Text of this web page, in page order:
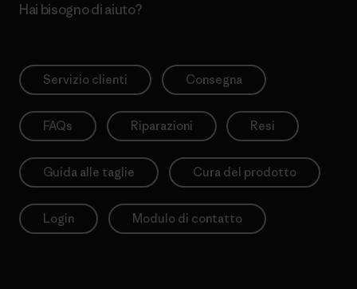
Hai bisogno di aiuto?
Servizio clienti Consegna
FAQs Riparazioni Resi
Guida alle taglie Cura del prodotto
Login Modulo di contatto